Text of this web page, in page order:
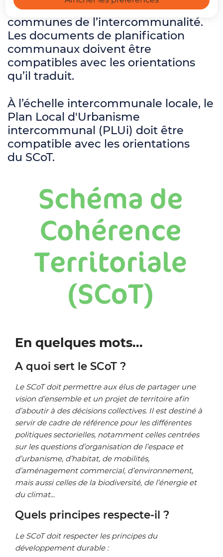
planification à l’échelle des 21
communes de l’intercommunalité.
Les documents de planification
communaux doivent être
compatibles avec les orientations
qu’il traduit.
À l’échelle intercommunale locale, le
Plan Local d'Urbanisme
intercommunal (PLUi) doit être
compatible avec les orientations
du SCoT.
En quelques mots...
A quoi sert le SCoT ?
Le SCoT doit permettre aux élus de partager une
vision d’ensemble et un projet de territoire afin
d’aboutir à des décisions collectives. Il est destiné à
servir de cadre de référence pour les différentes
politiques sectorielles, notamment celles centrées
sur les questions d’organisation de l’espace et
d’urbanisme, d’habitat, de mobilités,
d’aménagement commercial, d’environnement,
mais aussi celles de la biodiversité, de l’énergie et
du climat...
Quels principes respecte-il ?
Le SCoT doit respecter les principes du
développement durable :